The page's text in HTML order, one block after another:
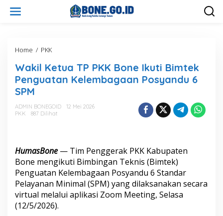
Home / PKKW
k
i
l
e
t
P
K
K
B
o
n
e
Wakil Ketua TP PKK Bone Ikuti Bimtek
Penguatan Kelembagaan Posyandu 6
SPM
ADMIN BONEGOID
12 Mei 2026
PKK
887 Dilihat
HumasBone — Tim Penggerak PKK Kabupaten
Bone mengikuti Bimbingan Teknis (Bimtek)
Penguatan Kelembagaan Posyandu 6 Standar
Pelayanan Minimal (SPM) yang dilaksanakan secara
virtual melalui aplikasi Zoom Meeting, Selasa
(12/5/2026).